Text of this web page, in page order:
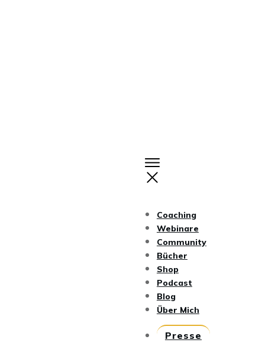
Coaching
Webinare
Community
Bücher
Shop
Podcast
Blog
Über Mich
Presse